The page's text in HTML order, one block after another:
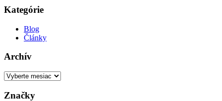
Kategórie
Blog
Články
Archív
Archív
Značky